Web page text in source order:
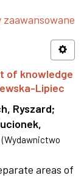
of knowledge
Lipiec
Ryszard;
(Wydawnictwo
areas of